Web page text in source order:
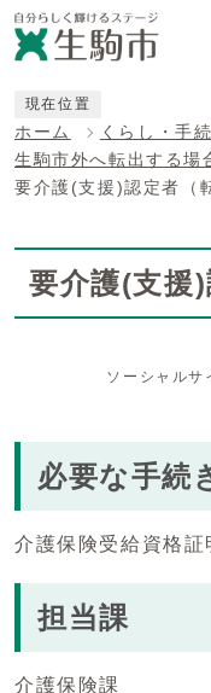
現在位置
ホーム くらし・手続
生駒市外へ転出する場
要介護(支援)認定者（
要介護(支援)
ソーシャルサ
必要な手続
介護保険受給資格証
担当課
介護保険課